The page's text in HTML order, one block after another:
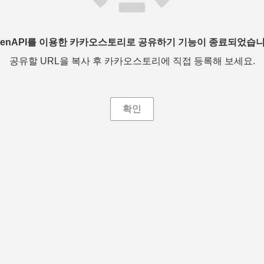
를 이용한 카카오스토리로 공유하기 기능이 종료되었습
공유할 URL을 복사 후 카카오스토리에 직접 등록해 보세요.
확인